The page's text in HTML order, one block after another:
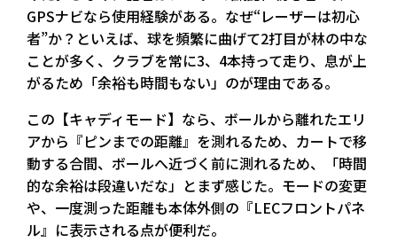
GPSナビなら使用経験がある。なぜ“レーザーは初心
者”か？といえば、球を頻繁に曲げて2打目が林の中な
ことが多く、クラブを常に3、4本持って走り、息が上
がるため「余裕も時間もない」のが理由である。
この【キャディモード】なら、ボールから離れたエリ
アから『ピンまでの距離』を測れるため、カートで移
動する合間、ボールへ近づく前に測れるため、「時間
的な余裕は段違いだな」とまず感じた。モードの変更
や、一度測った距離も本体外側の『LECフロントパネ
ル』に表示される点が便利だ。